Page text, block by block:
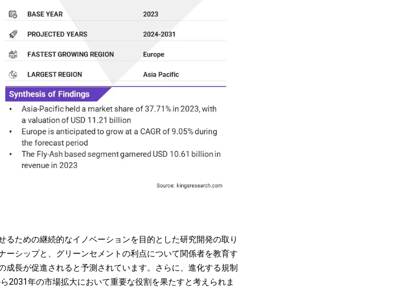
ための継続的なイノベーションを目的とした研究開発の取り
シップと、グリーンセメントの利点について関係者を教育す
長が促進されると予測されています。さらに、進化する規制
2031年の市場拡大において重要な役割を果たすと考えられま